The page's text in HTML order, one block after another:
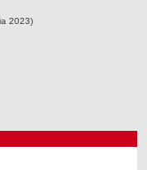
2023)